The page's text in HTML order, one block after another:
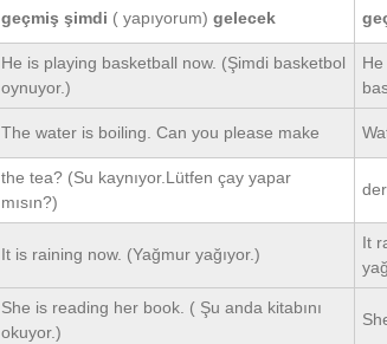
geçmiş şimdi ( yapıyorum) gelecek
He is playing basketball now. (Şimdi basketbol
oynuyor.)
The water is boiling. Can you please make
the tea? (Su kaynıyor.Lütfen çay yapar
mısın?)
It is raining now. (Yağmur yağıyor.)
It
She is reading her book. ( Şu anda kitabını
okuyor.)